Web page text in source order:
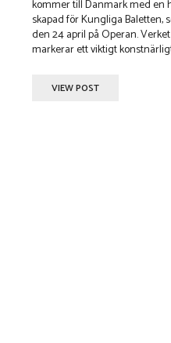
kommer till Danmark med en
skapad för Kungliga Baletten,
den 24 april på Operan. Verket Lady Macbeth
markerar ett viktigt
VIEW POST